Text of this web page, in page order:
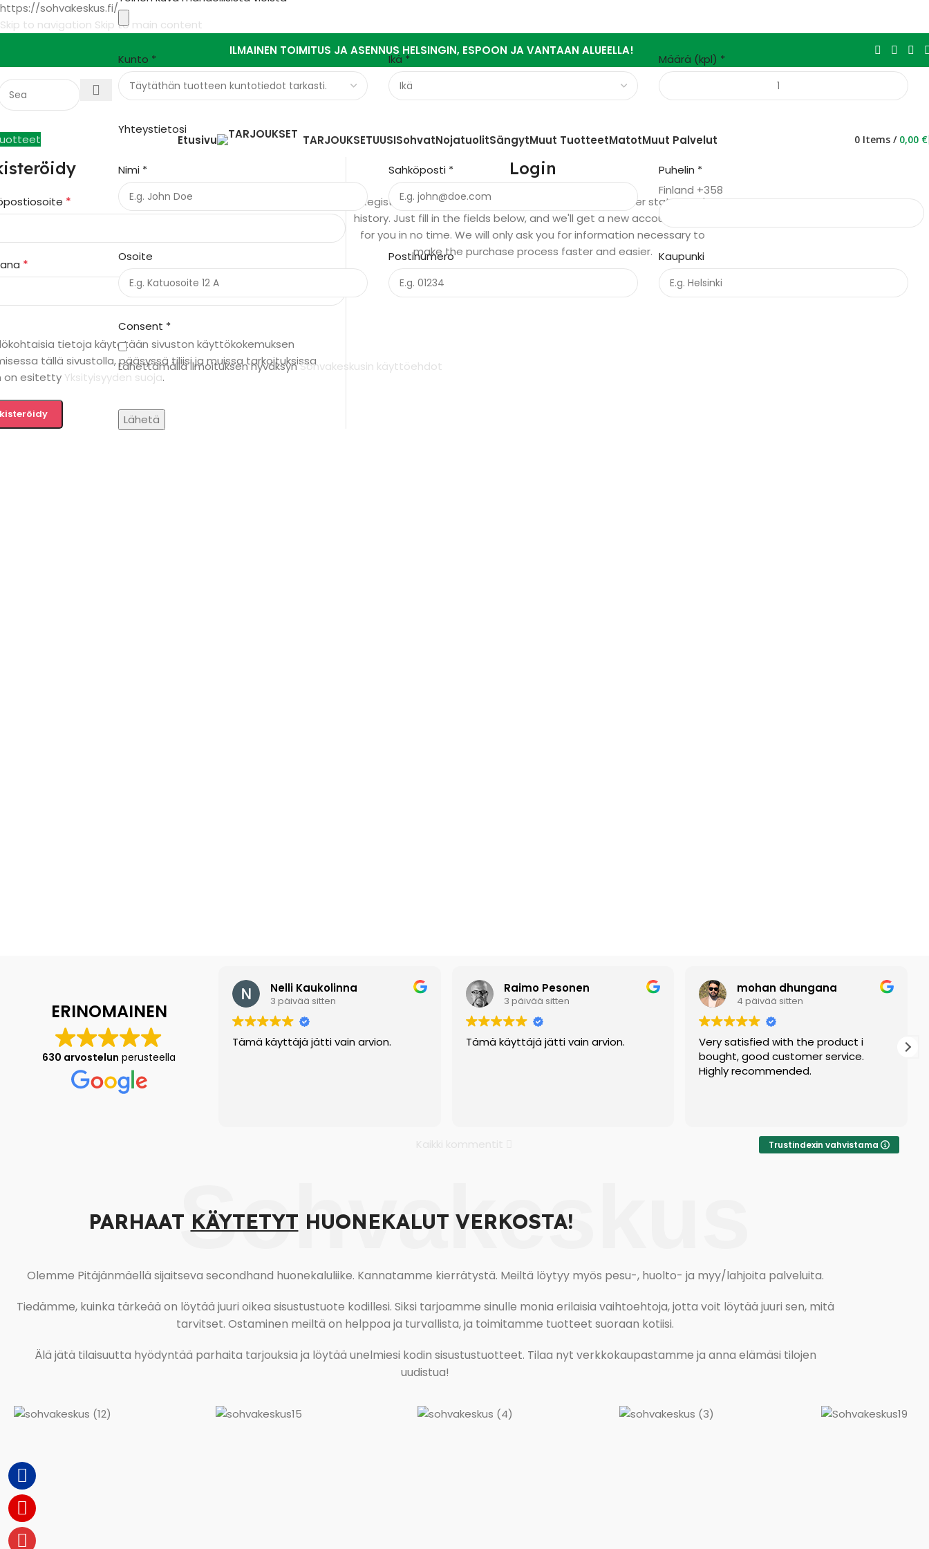
https://sohvakeskus.fi/
Skip to navigation Skip to main content
ILMAINEN TOIMITUS JA ASENNUS HELSINGIN, ESPOON JA VANTAAN ALUEELLA!
Kunto * Ikä * Määrä (kpl) *
Yhteystietosi
Nimi * Sahköposti * Puhelin *
Finland +358
Osoite Postinumero Kaupunki
Consent *
Lähettämällä ilmoituksen hyväksynSohvakeskusin käyttöehdot
Lähetä
Etusivu TARJOUKSETUUSISohvatNojatuolitSängytMuut TuotteetMatotMuut Palvelut 0 Items / 0,00 €
*
*
tietoja käytetään sivuston käyttökokemuksen
tällä sivustolla, pääsyssä tiliisi ja muissa tarkoituksissa
on esitetty Yksityisyyden suoja.
Login
Registering for this site allows you to access your order status and
history. Just fill in the fields below, and we'll get a new account set up
for you in no time. We will only ask you for information necessary to
make the purchase process faster and easier.
ERINOMAINEN
630 arvostelun perusteella
Nelli Kaukolinna
3 päivää sitten
Tämä käyttäjä jätti vain arvion.
Raimo Pesonen
3 päivää sitten
Tämä käyttäjä jätti vain arvion.
mohan dhungana
4 päivää sitten
Very satisfied with the product i
bought, good customer service.
Highly recommended.
Trustindexin vahvistama
Sohvakeskus
PARHAAT KÄYTETYT HUONEKALUT VERKOSTA!
Olemme Pitäjänmäellä sijaitseva secondhand huonekaluliike. Kannatamme kierrätystä. Meiltä löytyy myös pesu-, huolto- ja myy/lahjoita palveluita.
Tiedämme, kuinka tärkeää on löytää juuri oikea sisustustuote kodillesi. Siksi tarjoamme sinulle monia erilaisia vaihtoehtoja, jotta voit löytää juuri sen, mitä
tarvitset. Ostaminen meiltä on helppoa ja turvallista, ja toimitamme tuotteet suoraan kotiisi.
Älä jätä tilaisuutta hyödyntää parhaita tarjouksia ja löytää unelmiesi kodin sisustustuotteet. Tilaa nyt verkkokaupastamme ja anna elämäsi tilojen
uudistua!